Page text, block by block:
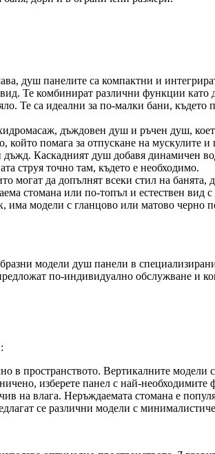
душ панелите са компактни и
Те комбинират различни функции
Те са идеални за по-малки бани,
дъждовен душ и ръчен душ,
помага за отпускане на мускулите
Каскадният душ добавя динамичен
струя точно там, където е необходимо.
могат да допълнят всеки стил на
стомана или по-топъл и естествен вид
има модели с гланцово или матово
модели душ панели в
по-индивидуално обслужване и
в пространството. Вертикалните модели
изберете панел с най-
на влага. Неръждаемата стомана е
се различни модели с